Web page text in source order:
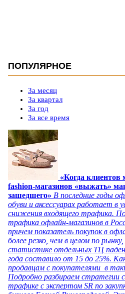
ПОПУЛЯРНОЕ
За месяц
За квартал
За год
За все время
«Когда клиентов
fashion-магазинов «выжать»
зашедшего» В последние годы
обуви и аксессуарах работает в
снижения входящего трафика.
трафика офлайн-магазинов в
причем показатель покупок в
более резко, чем в целом по
статистике отдельных ТЦ
года составило от 15 до 25%.
продавцам с покупателями в
Подробно разбираем стратегии
трафике с экспертом SR по